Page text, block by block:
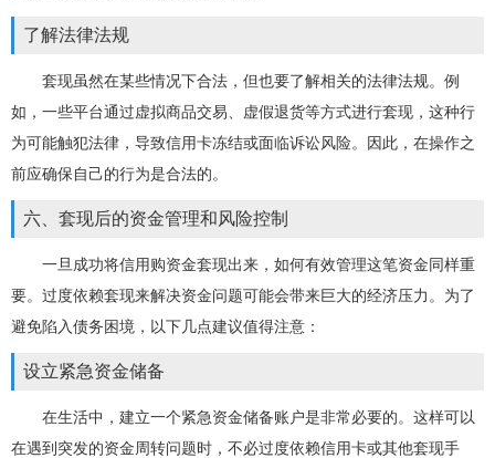
了解法律法规
套现虽然在某些情况下合法，但也要了解相关的法律法规。例
如，一些平台通过虚拟商品交易、虚假退货等方式进行套现，这种行
为可能触犯法律，导致信用卡冻结或面临诉讼风险。因此，在操作之
前应确保自己的行为是合法的。
六、套现后的资金管理和风险控制
一旦成功将信用购资金套现出来，如何有效管理这笔资金同样重
要。过度依赖套现来解决资金问题可能会带来巨大的经济压力。为了
避免陷入债务困境，以下几点建议值得注意：
设立紧急资金储备
在生活中，建立一个紧急资金储备账户是非常必要的。这样可以
在遇到突发的资金周转问题时，不必过度依赖信用卡或其他套现手